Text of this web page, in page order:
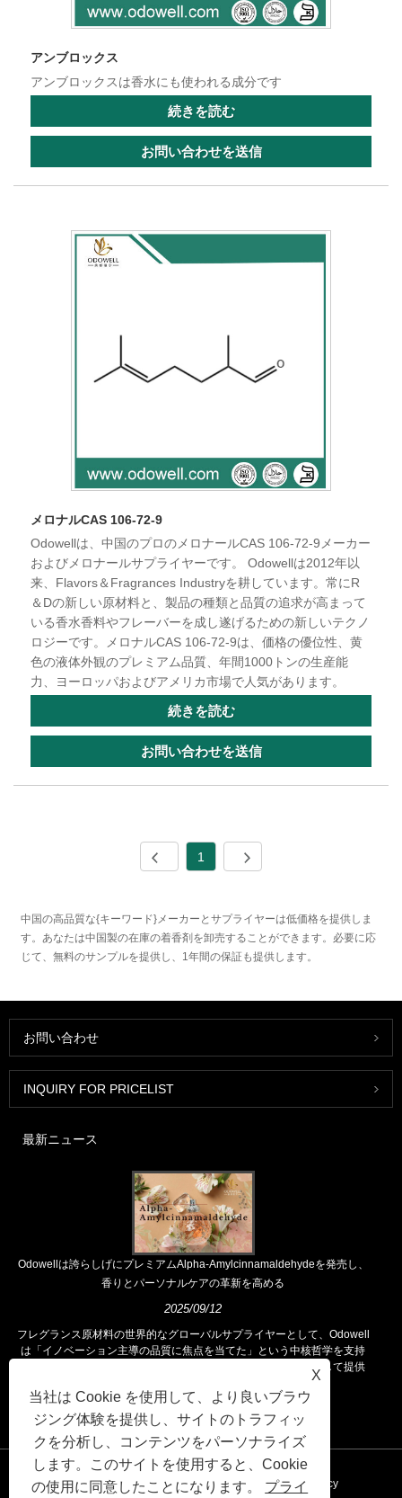
アンブロックス
アンブロックスは香水にも使われる成分です
続きを読む
お問い合わせを送信
メロナルCAS 106-72-9
Odowellは、中国のプロのメロナールCAS 106-72-9メーカー
およびメロナールサプライヤーです。 Odowellは2012年以
来、Flavors＆Fragrances Industryを耕しています。常にR
＆Dの新しい原材料と、製品の種類と品質の追求が高まって
いる香水香料やフレーバーを成し遂げるための新しいテクノ
ロジーです。メロナルCAS 106-72-9は、価格の優位性、黄
色の液体外観のプレミアム品質、年間1000トンの生産能
力、ヨーロッパおよびアメリカ市場で人気があります。
続きを読む
お問い合わせを送信
1
中国の高品質な{キーワード}メーカーとサプライヤーは低価格を提供しま
す。あなたは中国製の在庫の着香剤を卸売することができます。必要に応
じて、無料のサンプルを提供し、1年間の保証も提供します。
お問い合わせ
INQUIRY FOR PRICELIST
最新ニュース
Odowellは誇らしげにプレミアムAlpha-Amylcinnamaldehydeを発売し、
香りとパーソナルケアの革新を高める
2025/09/12
フレグランス原材料の世界的なグローバルサプライヤーとして、Odowell
は「イノベーション主導の品質に焦点を当てた」という中核哲学を支持
し、世界中の顧客に優れたフレグランスソリューションを一貫して提供
リンク Sitemap RSS XML Privacy Policy
X
当社は Cookie を使用して、より良いブラウ
ジング体験を提供し、サイトのトラフィッ
クを分析し、コンテンツをパーソナライズ
します。このサイトを使用すると、Cookie
の使用に同意したことになります。 プライ